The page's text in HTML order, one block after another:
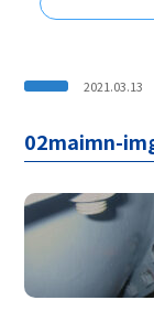
2021.03.13
02maimn-